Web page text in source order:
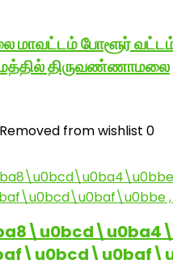
மாவட்டம் போளூர்
திருவண்ணாமலை
Removed from wishlist 0